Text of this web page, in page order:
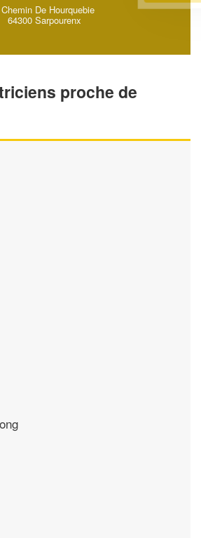
De Hourquebie
64300 Sarpourenx
proche de